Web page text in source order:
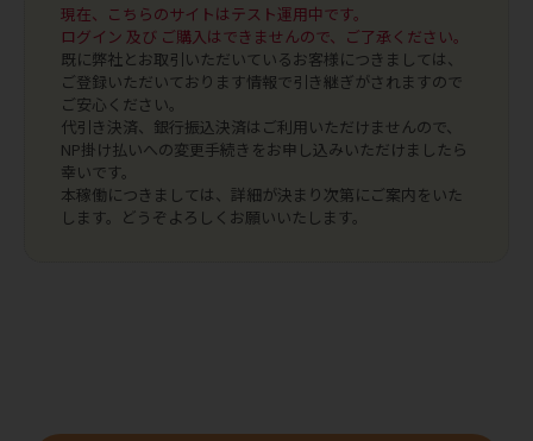
現在、こちらのサイトはテスト運用中です。
ログイン 及び ご購入はできませんので、ご了承ください。
既に弊社とお取引いただいているお客様につきましては、
ご登録いただいております情報で引き継ぎがされますので
ご安心ください。
代引き決済、銀行振込決済はご利用いただけませんので、
NP掛け払いへの変更手続きをお申し込みいただけましたら
幸いです。
本稼働につきましては、詳細が決まり次第にご案内をいた
します。どうぞよろしくお願いいたします。